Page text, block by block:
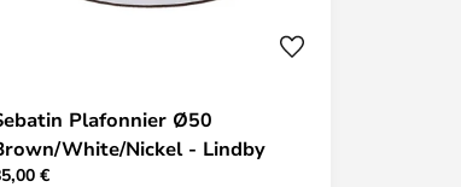
Plafonnier Ø50
White/Nickel - Lindby
€